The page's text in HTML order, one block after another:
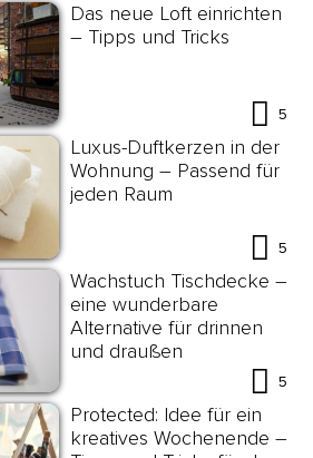
Das neue Loft einrichten
– Tipps und Tricks
5
Luxus-Duftkerzen in der
Wohnung – Passend für
jeden Raum
5
Wachstuch Tischdecke –
eine wunderbare
Alternative für drinnen
und draußen
5
Protected: Idee für ein
kreatives Wochenende –